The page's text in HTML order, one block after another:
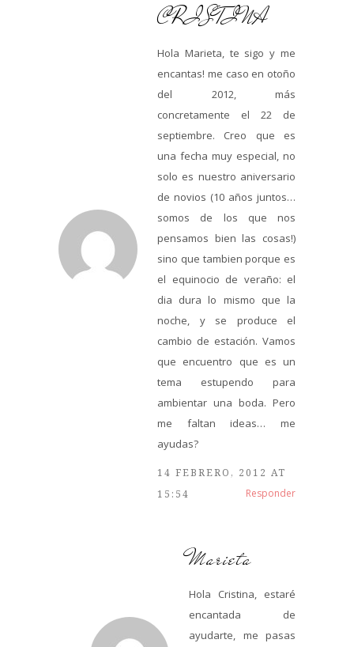
CRISTINA
Hola Marieta, te sigo y me
encantas! me caso en otoño
del 2012, más
concretamente el 22 de
septiembre. Creo que es
una fecha muy especial, no
solo es nuestro aniversario
de novios (10 años juntos…
somos de los que nos
pensamos bien las cosas!)
sino que tambien porque es
el equinocio de veraño: el
dia dura lo mismo que la
noche, y se produce el
cambio de estación. Vamos
que encuentro que es un
tema estupendo para
ambientar una boda. Pero
me faltan ideas… me
ayudas?
14 FEBRERO, 2012 AT
15:54
Responder
Marieta
Hola Cristina, estaré
encantada de
ayudarte, me pasas